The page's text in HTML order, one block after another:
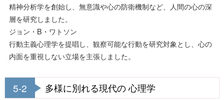
精神分析学を創始し、無意識や心の防衛機制など、人間の心の深
層を研究しました。
ジョン・B・ワトソン
行動主義心理学を提唱し、観察可能な行動を研究対象とし、心の
内面を重視しない立場を主張しました。
5-2 多様に別れる現代の 心理学